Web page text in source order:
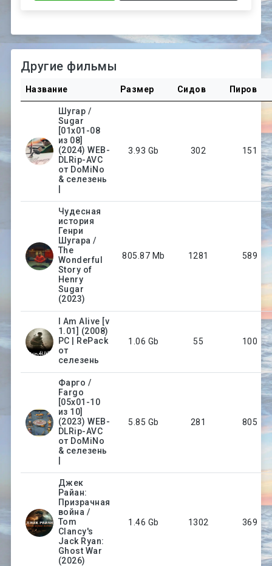
Другие фильмы
Название Размер Сидов Пиров
Шугар /
Sugar
[01x01-08
из 08]
(2024) WEB-
DLRip-AVC
от DoMiNo
& селезень
|
3.93 Gb 302 151
Чудесная
история
Генри
Шугара /
The
Wonderful
Story of
Henry
Sugar
(2023)
805.87 Mb 1281 589
I Am Alive [v
1.01] (2008)
PC | RePack
от
селезень
1.06 Gb 55 100
Фарго /
Fargo
[05x01-10
из 10]
(2023) WEB-
DLRip-AVC
от DoMiNo
& селезень
|
5.85 Gb 281 805
Джек
Райан:
Призрачная
война /
Tom
Clancy's
Jack Ryan:
Ghost War
(2026)
1.46 Gb 1302 369